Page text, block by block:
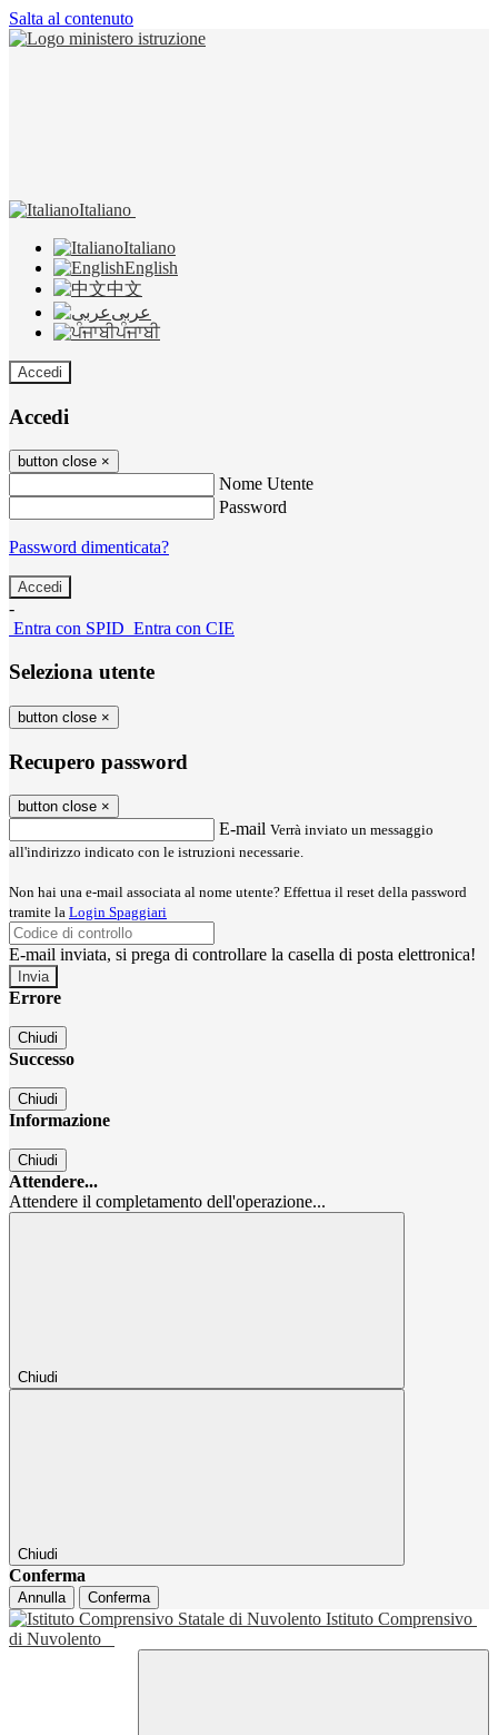
Salta al contenuto
Italiano
Italiano
English
中文
عربى
ਪੰਜਾਬੀ
Accedi
Accedi
button close ×
Nome Utente
Password
Password dimenticata?
-
Entra con SPID Entra con CIE
Seleziona utente
button close ×
Recupero password
button close ×
E-mail Verrà inviato un messaggio
all'indirizzo indicato con le istruzioni necessarie.
Non hai una e-mail associata al nome utente? Effettua il reset della password
tramite la Login Spaggiari
E-mail inviata, si prega di controllare la casella di posta elettronica!
Errore
Chiudi
Successo
Chiudi
Informazione
Chiudi
Attendere...
Attendere il completamento dell'operazione...
Chiudi
Chiudi
Conferma
Annulla Conferma
Istituto Comprensivo
di Nuvolento